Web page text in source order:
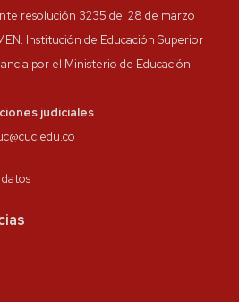
resolución 3235 del 28 de marzo
Institución de Educación Superior
por el Ministerio de Educación
judiciales